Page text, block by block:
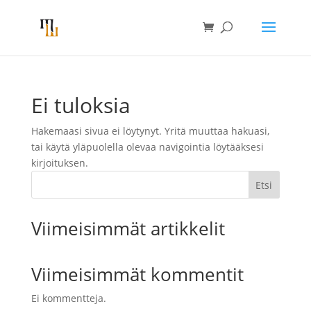
Ei tuloksia
Hakemaasi sivua ei löytynyt. Yritä muuttaa hakuasi,
tai käytä yläpuolella olevaa navigointia löytääksesi
kirjoituksen.
Etsi
Viimeisimmät artikkelit
Viimeisimmät kommentit
Ei kommentteja.